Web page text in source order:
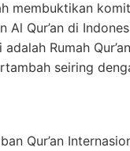
membuktikan
Qur’an di
Rumah
seiring
Qur’an